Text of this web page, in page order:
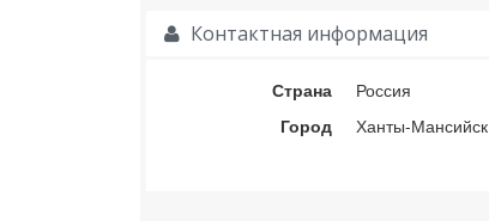
Контактная информация
Страна
Россия
Город
Ханты-Мансийск